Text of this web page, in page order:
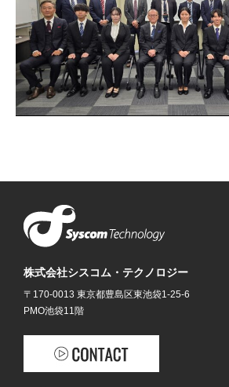
DX推進
品質マネジ
メント
ビジネスサ
ービス
ス
株式会社シスコム・テクノロジー
〒170-0013 東京都豊島区東池袋1-25-6
PMO池袋11階